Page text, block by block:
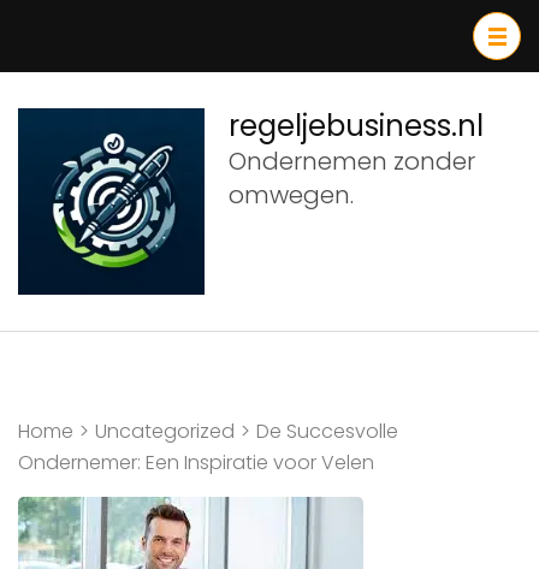
inhoud
(druk
Enter)
regeljebusiness.nl
Ondernemen zonder
omwegen.
Home > Uncategorized > De Succesvolle
Ondernemer: Een Inspiratie voor Velen